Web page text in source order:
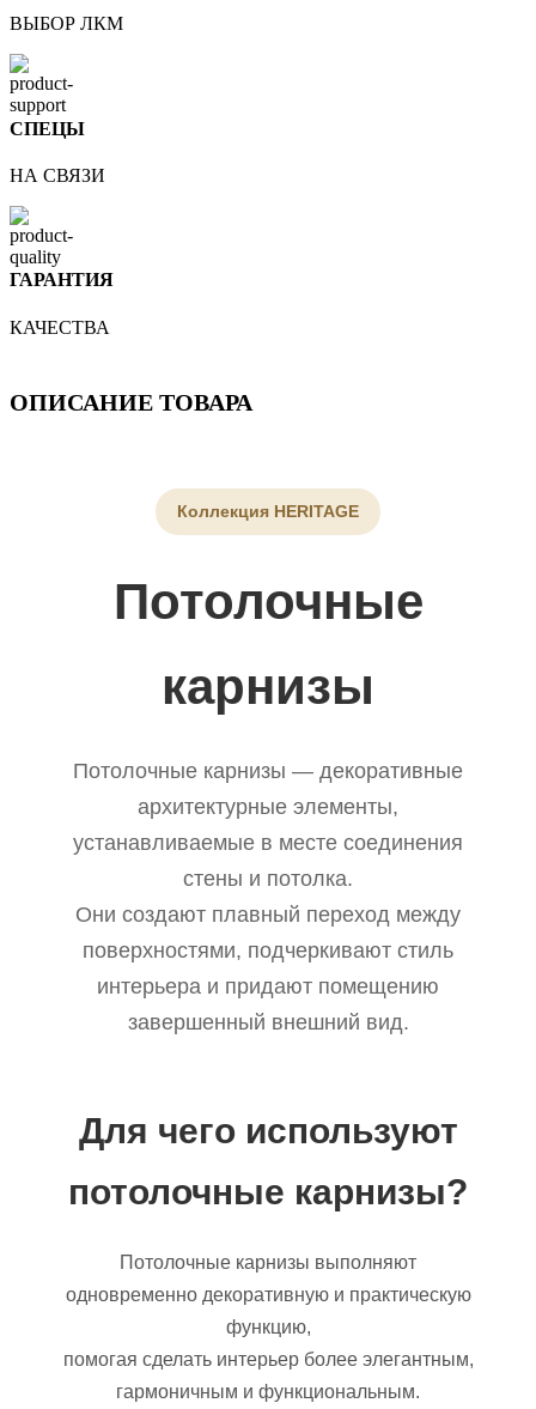
ВЫБОР ЛКМ
СПЕЦЫ
НА СВЯЗИ
ГАРАНТИЯ
КАЧЕСТВА
ОПИСАНИЕ ТОВАРА
Коллекция HERITAGE
Потолочные
карнизы
Потолочные карнизы — декоративные
архитектурные элементы,
устанавливаемые в месте соединения
стены и потолка.
Они создают плавный переход между
поверхностями, подчеркивают стиль
интерьера и придают помещению
завершенный внешний вид.
Для чего используют
потолочные карнизы?
Потолочные карнизы выполняют
одновременно декоративную и практическую
функцию,
помогая сделать интерьер более элегантным,
гармоничным и функциональным.